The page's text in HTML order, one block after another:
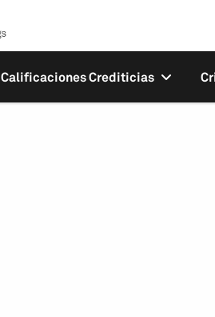
Calificaciones Crediticias